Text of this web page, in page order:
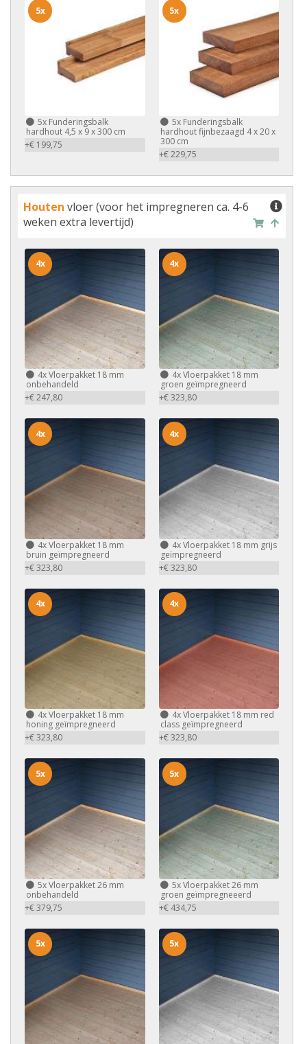
5x Funderingsbalk
hardhout 4,5 x 9 x 300 cm
+€ 199,75
5x
5xFunderingsbalk
hardhout fijnbezaagd 4 x 20 x
300 cm
+€ 229,75
5x
Houten vloer (voor het impregneren ca. 4-6
weken extra levertijd)
4xVloerpakket 18 mm
onbehandeld
+€ 247,80
4x
4xVloerpakket 18 mm
groen geïmpregneerd
+€ 323,80
4x
4xVloerpakket 18 mm
bruin geïmpregneerd
+€ 323,80
4x
4xVloerpakket 18 mm grijs
geïmpregneerd
+€ 323,80
4x
4xVloerpakket 18 mm
honing geïmpregneerd
+€ 323,80
4x
4xVloerpakket 18 mm red
class geïmpregneerd
+€ 323,80
4x
5xVloerpakket 26 mm
onbehandeld
+€ 379,75
5x
5xVloerpakket 26 mm
groen geïmpregneeerd
+€ 434,75
5x
5x 5x